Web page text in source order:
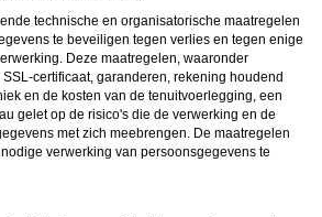
technische en organisatorische maatregelen
te beveiligen tegen verlies en tegen enige
Deze maatregelen, waaronder
certificaat, garanderen, rekening houdend
en de kosten van de tenuitvoerlegging, een
gelet op de risico's die de verwerking en de
met zich meebrengen. De maatregelen
verwerking van persoonsgegevens te